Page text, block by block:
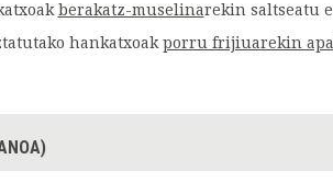
berakatz-muselinarekin saltseatu
hankatxoak porru frijiuarekin